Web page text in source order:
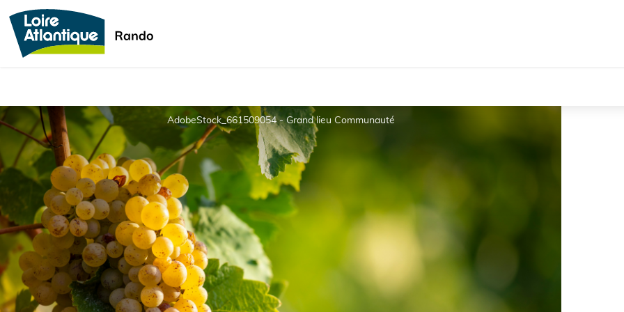
AdobeStock_661509054 - Grand lieu Communauté